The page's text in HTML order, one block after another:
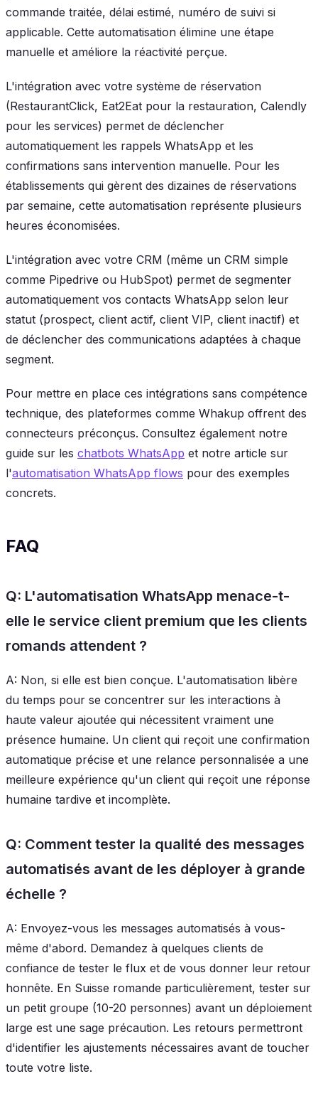
commande traitée, délai estimé, numéro de suivi si
applicable. Cette automatisation élimine une étape
manuelle et améliore la réactivité perçue.
L'intégration avec votre système de réservation
(RestaurantClick, Eat2Eat pour la restauration, Calendly
pour les services) permet de déclencher
automatiquement les rappels WhatsApp et les
confirmations sans intervention manuelle. Pour les
établissements qui gèrent des dizaines de réservations
par semaine, cette automatisation représente plusieurs
heures économisées.
L'intégration avec votre CRM (même un CRM simple
comme Pipedrive ou HubSpot) permet de segmenter
automatiquement vos contacts WhatsApp selon leur
statut (prospect, client actif, client VIP, client inactif) et
de déclencher des communications adaptées à chaque
segment.
Pour mettre en place ces intégrations sans compétence
technique, des plateformes comme Whakup offrent des
connecteurs préconçus. Consultez également notre
guide sur les chatbots WhatsApp et notre article sur
l'automatisation WhatsApp flows pour des exemples
concrets.
FAQ
Q: L'automatisation WhatsApp menace-t-
elle le service client premium que les clients
romands attendent ?
A: Non, si elle est bien conçue. L'automatisation libère
du temps pour se concentrer sur les interactions à
haute valeur ajoutée qui nécessitent vraiment une
présence humaine. Un client qui reçoit une confirmation
automatique précise et une relance personnalisée a une
meilleure expérience qu'un client qui reçoit une réponse
humaine tardive et incomplète.
Q: Comment tester la qualité des messages
automatisés avant de les déployer à grande
échelle ?
A: Envoyez-vous les messages automatisés à vous-
même d'abord. Demandez à quelques clients de
confiance de tester le flux et de vous donner leur retour
honnête. En Suisse romande particulièrement, tester sur
un petit groupe (10-20 personnes) avant un déploiement
large est une sage précaution. Les retours permettront
d'identifier les ajustements nécessaires avant de toucher
toute votre liste.